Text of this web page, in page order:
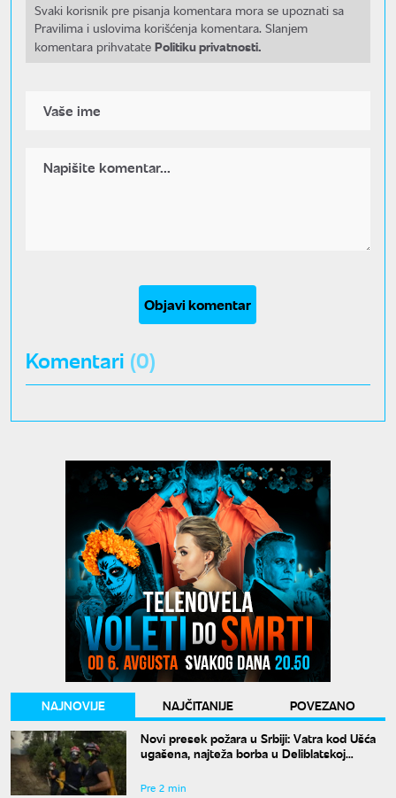
Svaki korisnik pre pisanja komentara mora se upoznati sa
Pravilima i uslovima korišćenja komentara. Slanjem
komentara prihvatate Politiku privatnosti.
Objavi komentar
Komentari (0)
NAJNOVIJE NAJČITANIJE
POVEZANO
Novi presek požara u Srbiji: Vatra kod Ušća
ugašena, najteža borba u Deliblatskoj
Pre 2 min